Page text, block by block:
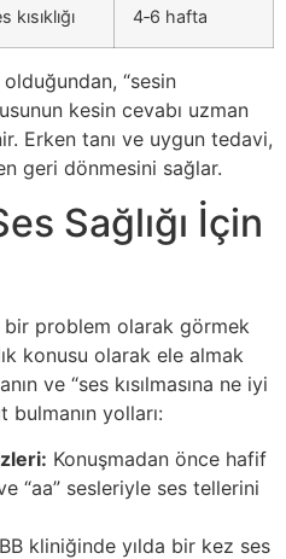
kısıklığı 4‑6 hafta
“sesin
kesin cevabı uzman
Erken tanı ve uygun tedavi,
geri dönmesini sağlar.
Sağlığı İçin
bir problem olarak görmek
konusu olarak ele almak
ve “ses kısılmasına ne iyi
bulmanın yolları:
Konuşmadan önce hafif
“aa” sesleriyle ses tellerini
kliniğinde yılda bir kez ses